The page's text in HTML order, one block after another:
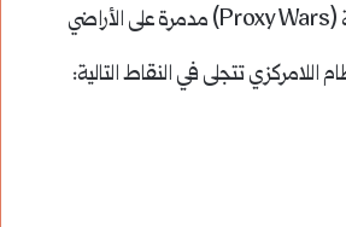
يؤدي إلى حروب بالوكالة (Proxy Wars) مدمرة على الأراضي
اللامركزي تتجلى في النقاط التالية: